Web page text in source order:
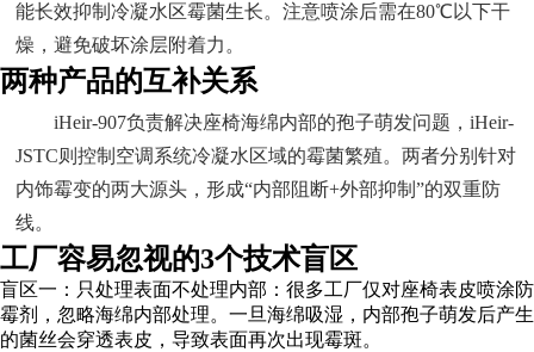
能长效抑制冷凝水区霉菌生长。注意喷涂后需在80℃以下干
燥，避免破坏涂层附着力。
两种产品的互补关系
iHeir-907负责解决座椅海绵内部的孢子萌发问题，iHeir-
JSTC则控制空调系统冷凝水区域的霉菌繁殖。两者分别针对
内饰霉变的两大源头，形成“内部阻断+外部抑制”的双重防
线。
工厂容易忽视的3个技术盲区
盲区一：只处理表面不处理内部：很多工厂仅对座椅表皮喷涂防
霉剂，忽略海绵内部处理。一旦海绵吸湿，内部孢子萌发后产生
的菌丝会穿透表皮，导致表面再次出现霉斑。